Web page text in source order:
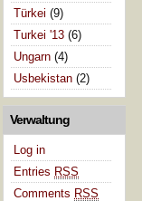
Türkei (9)
Turkei '13 (6)
Ungarn (4)
Usbekistan (2)
Verwaltung
Log in
Entries RSS
Comments RSS